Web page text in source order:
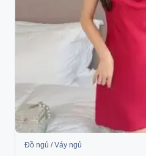
Đồ ngủ / Váy ngủ